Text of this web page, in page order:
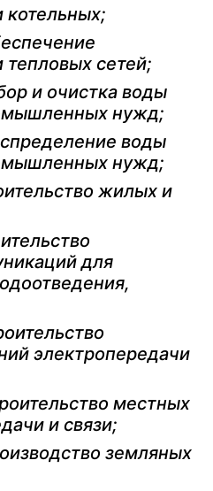
котельных;
тепловых сетей;
и очистка воды
нужд;
воды
нужд;
жилых и
для
электропередачи
местных
и связи;
земляных